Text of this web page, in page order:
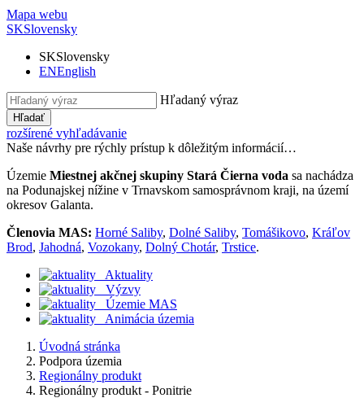
Mapa webu
SKSlovensky
SKSlovensky
ENEnglish
Hľadaný výraz
Hľadať
rozšírené vyhľadávanie
Naše návrhy pre rýchly prístup k dôležitým informácií…
Územie Miestnej akčnej skupiny Stará Čierna voda sa nachádza
na Podunajskej nížine v Trnavskom samosprávnom kraji, na území
okresov Galanta.
Členovia MAS: Horné Saliby, Dolné Saliby, Tomášikovo, Kráľov
Brod, Jahodná, Vozokany, Dolný Chotár, Trstice.
Aktuality
Výzvy
Územie MAS
Animácia územia
Úvodná stránka
Podpora územia
Regionálny produkt
Regionálny produkt - Ponitrie